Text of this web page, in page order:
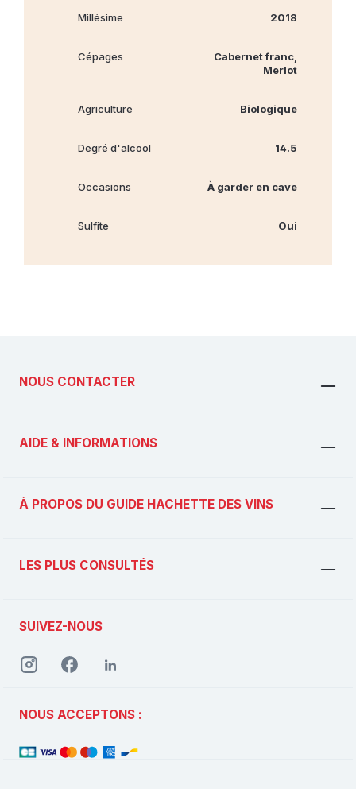
Millésime 2018
Cépages
Cabernet franc,
Merlot
Agriculture Biologique
Degré d'alcool 14.5
Occasions À garder en cave
Sulfite Oui
NOUS CONTACTER
AIDE & INFORMATIONS
À PROPOS DU GUIDE HACHETTE DES VINS
LES PLUS CONSULTÉS
SUIVEZ-NOUS
NOUS ACCEPTONS :